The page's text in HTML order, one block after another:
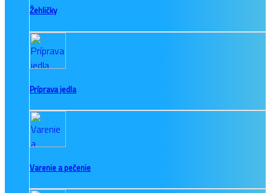
Žehličky
Príprava jedla
Varenie a pečenie